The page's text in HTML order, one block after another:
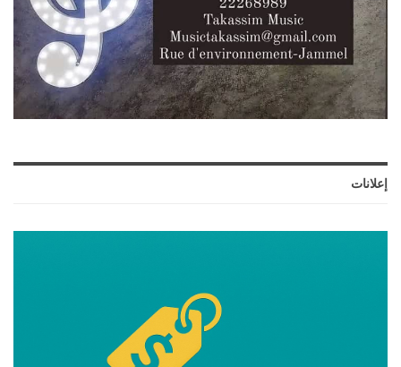
إعلانات